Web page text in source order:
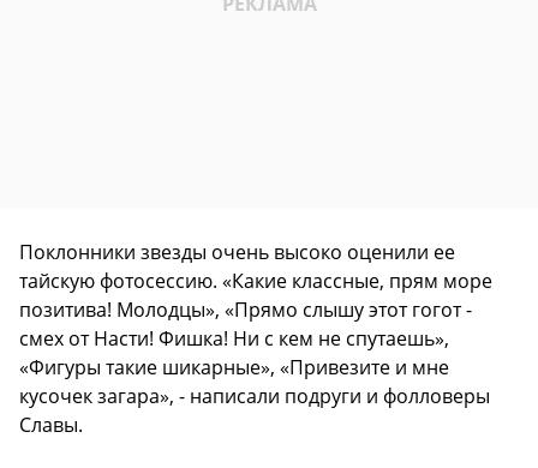
Поклонники звезды очень высоко оценили ее
тайскую фотосессию. «Какие классные, прям море
позитива! Молодцы», «Прямо слышу этот гогот -
смех от Насти! Фишка! Ни с кем не спутаешь»,
«Фигуры такие шикарные», «Привезите и мне
кусочек загара», - написали подруги и фолловеры
Славы.